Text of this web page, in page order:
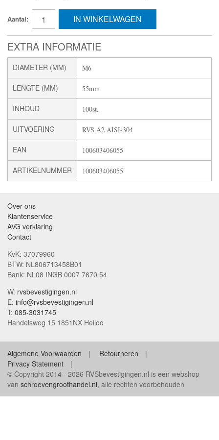
Aantal: IN WINKELWAGEN
EXTRA INFORMATIE
DIAMETER (MM) M6
LENGTE (MM) 55mm
INHOUD 100st.
UITVOERING RVS A2 AISI-304
EAN 100603406055
ARTIKELNUMMER 100603406055
Over ons
Klantenservice
AVG verklaring
Contact
KvK: 37079960
BTW: NL806713458B01
Bank: NL08 INGB 0007 7670 54
W: rvsbevestigingen.nl
E: info@rvsbevestigingen.nl
T: 085-3031745
Handelsweg 15 1851NX Heiloo
Algemene Voorwaarden
Retourneren
Privacy Statement
© Copyright 2014 - 2026 RVSbevestigingen.nl is een webshop
van schroevengroothandel.nl, alle rechten voorbehouden